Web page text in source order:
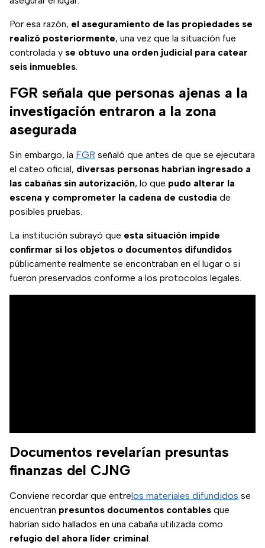
Por esa razón, el aseguramiento de las propiedades se
realizó posteriormente, una vez que la situación fue
controlada y se obtuvo una orden judicial para catear
seis inmuebles.
FGR señala que personas ajenas a la
investigación entraron a la zona
asegurada
Sin embargo, la FGR señaló que antes de que se ejecutara
el cateo oficial, diversas personas habrían ingresado a
las cabañas sin autorización, lo que pudo alterar la
escena y comprometer la cadena de custodia de
posibles pruebas.
La institución subrayó que esta situación impide
confirmar si los objetos o documentos difundidos
públicamente realmente se encontraban en el lugar o si
fueron preservados conforme a los protocolos legales.
Documentos revelarían presuntas
finanzas del CJNG
Conviene recordar que entrelos materiales difundidos se
encuentran presuntos documentos contables que
habrían sido hallados en una cabaña utilizada como
refugio del ahora líder criminal.